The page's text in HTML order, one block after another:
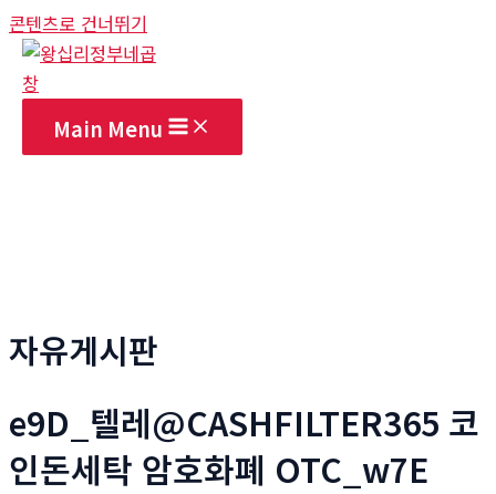
콘텐츠로 건너뛰기
Main Menu
자유게시판
e9D_텔레@CASHFILTER365 코
인돈세탁 암호화폐 OTC_w7E